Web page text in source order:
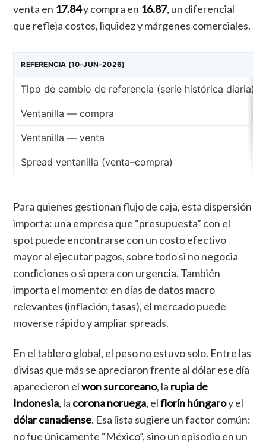
venta en 17.84y compra en 16.87, un diferencial
que refleja costos, liquidez y márgenes comerciales.
REFERENCIA (10-JUN-2026)
Tipo de cambio de referencia (serie histórica diaria)
Ventanilla — compra
Ventanilla — venta
Spread ventanilla (venta–compra)
Para quienes gestionan flujo de caja, esta dispersión
importa: una empresa que “presupuesta” con el
spot puede encontrarse con un costo efectivo
mayor al ejecutar pagos, sobre todo si no negocia
condiciones o si opera con urgencia. También
importa el momento: en días de datos macro
relevantes (inflación, tasas), el mercado puede
moverse rápido y ampliar spreads.
En el tablero global, el peso no estuvo solo. Entre las
divisas que más se apreciaron frente al dólar ese día
aparecieron elwon surcoreano, la rupia de
Indonesia, la corona noruega, elflorín húngaroy el
dólar canadiense. Esa lista sugiere un factor común:
no fue únicamente “México”, sino un episodio en un